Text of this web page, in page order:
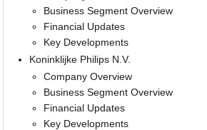
Business Segment Overview
Financial Updates
Key Developments
Koninklijke Philips N.V.
Company Overview
Business Segment Overview
Financial Updates
Key Developments